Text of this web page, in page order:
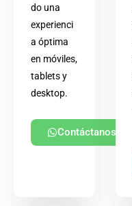
do una
experienci
a óptima
en móviles,
tablets y
desktop.
Contáctanos